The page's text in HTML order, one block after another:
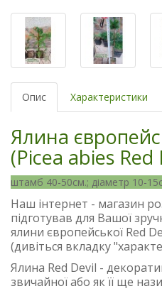
Опис Характеристики
Ялина
(Picea abies Red
штамб 40-50см.; діаметр 10-
Наш інтернет - магазин
підготував для Вашої
ялини європейської Red
(дивіться вкладку
Ялина Red Devil -
звичайної або як її ще